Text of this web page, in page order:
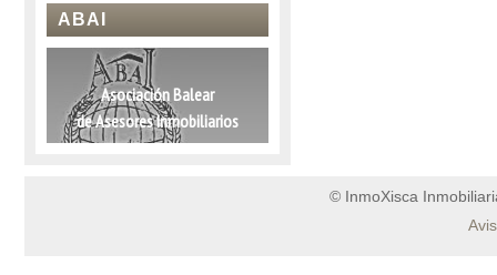
ABAI
Asociación Balear
de Asesores Inmobiliarios
© InmoXisca